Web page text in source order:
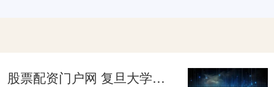
股票配资门户网 复旦大学附属中山医院开启国家人工智能应用中试基地建设